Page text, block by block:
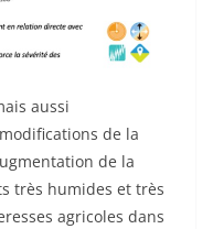
aussi
de la
de la
très humides et très
agricoles dans